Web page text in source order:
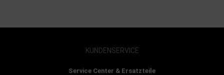
KUNDENSERVICE
Service Center & Ersatzteile